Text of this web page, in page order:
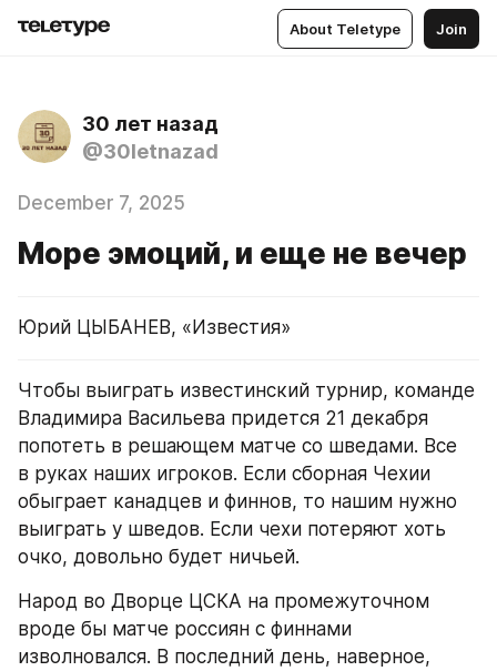
About Teletype Join
30 лет назад
@30letnazad
December 7, 2025
Море эмоций, и еще не вечер
Юрий ЦЫБАНЕВ, «Известия»
Чтобы выиграть известинский турнир, команде
Владимира Васильева придется 21 декабря
попотеть в решающем матче со шведами. Все
в руках наших игроков. Если сборная Чехии
обыграет канадцев и финнов, то нашим нужно
выиграть у шведов. Если чехи потеряют хоть
очко, довольно будет ничьей.
Народ во Дворце ЦСКА на промежуточном
вроде бы матче россиян с финнами
изволновался. В последний день, наверное,